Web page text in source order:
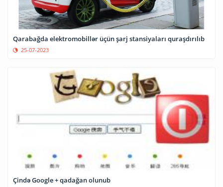
Qarabağda elektromobillər üçün şarj stansiyaları quraşdırılıb
25-07-2023
Çində Google + qadağan olunub